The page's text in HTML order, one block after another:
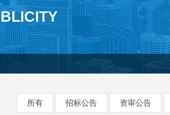
所有 招标公告 资审公告